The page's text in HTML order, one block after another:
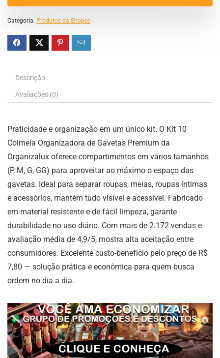
Categoria: Produtos da Shopee
Descrição
Avaliações (0)
Praticidade e organização em um único kit. O Kit 10
Colmeia Organizadora de Gavetas Premium da
Organizalux oferece compartimentos em vários tamanhos
(P, M, G, GG) para aproveitar ao máximo o espaço das
gavetas. Ideal para separar roupas, meias, roupas íntimas
e acessórios, mantém tudo visível e acessível. Fabricado
em material resistente e de fácil limpeza, garante
durabilidade no uso diário. Com mais de 2.172 vendas e
avaliação média de 4,9/5, mostra alta aceitação entre
consumidores. Excelente custo-benefício pelo preço de R$
7,80 — solução prática e econômica para quem busca
ordem no dia a dia.